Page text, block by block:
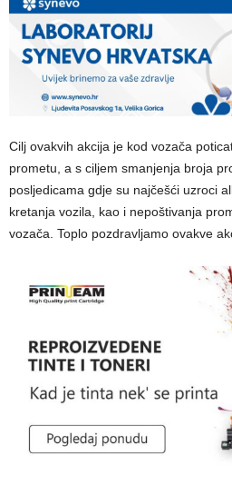
Cilj ovakvih akcija je kod vozača
prometu, a s ciljem smanjenja broja
posljedicama gdje su najčešći uzroci
kretanja vozila, kao i nepoštivanja
vozača. Toplo pozdravljamo ovakve